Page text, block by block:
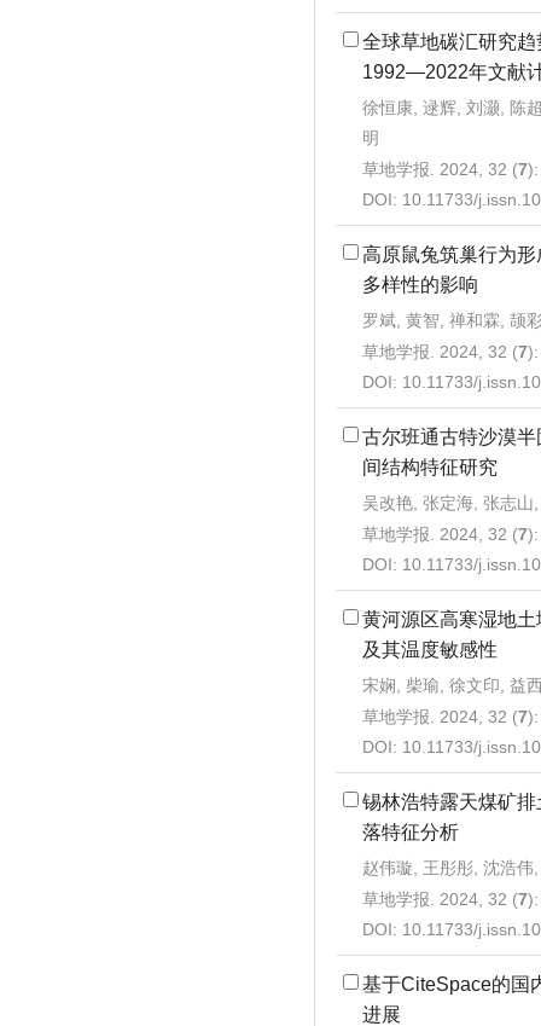
全球草地碳汇研究
1992—2022年文献
徐恒康, 逯辉, 刘灏, 陈
明
草地学报. 2024, 32 (7
DOI: 10.11733/
高原鼠兔筑巢行为
多样性的影响
罗斌, 黄智, 禅和霖, 颉
草地学报. 2024, 32 (7
DOI: 10.11733/
古尔班通古特沙漠
间结构特征研究
吴改艳, 张定海, 张志山
草地学报. 2024, 32 (7
DOI: 10.11733/
黄河源区高寒湿地
及其温度敏感性
宋娴, 柴瑜, 徐文印, 益
草地学报. 2024, 32 (7
DOI: 10.11733/
锡林浩特露天煤矿
落特征分析
赵伟璇, 王彤彤, 沈浩伟
草地学报. 2024, 32 (7
DOI: 10.11733/
基于CiteSpace的国
进展